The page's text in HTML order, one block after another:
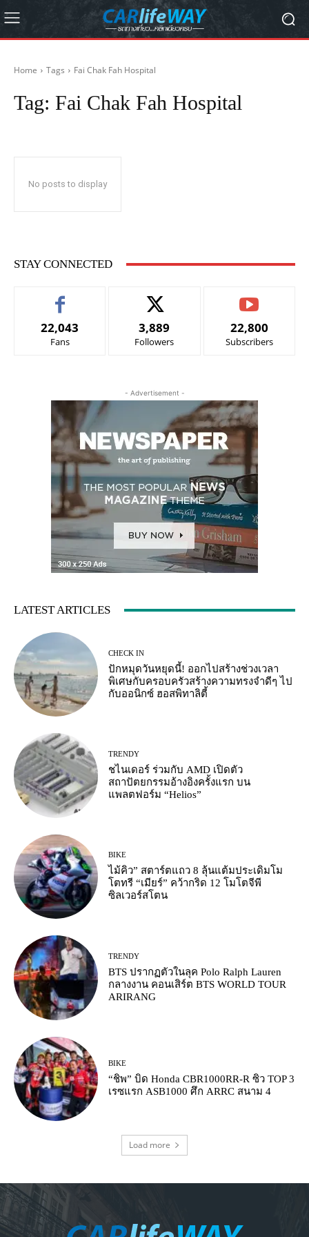
Home Tags Fai Chak Fah Hospital
Tag: Fai Chak Fah Hospital
No posts to display
STAY CONNECTED
22,043
Fans
3,889
Followers
22,800
Subscribers
- Advertisement -
LATEST ARTICLES
CHECK IN
ปักหมุดวันหยุดนี้! ออกไปสร้างช่วงเวลา
พิเศษกับครอบครัวสร้างความทรงจำดีๆ ไป
กับออนิกซ์ ฮอสพิทาลิตี้
TRENDY
ชไนเดอร์ ร่วมกับ AMD เปิดตัว
สถาปัตยกรรมอ้างอิงครั้งแรก บน
แพลตฟอร์ม “Helios”
BIKE
ไม้คิว” สตาร์ตแถว 8 ลุ้นแต้มประเดิมโม
โตทรี “เมียร์” คว้ากริด 12 โมโตจีพี
ซิลเวอร์สโตน
TRENDY
BTS ปรากฏตัวในลุค Polo Ralph Lauren
กลางงาน คอนเสิร์ต BTS WORLD TOUR
ARIRANG
BIKE
“ชิพ” บิด Honda CBR1000RR-R ซิว TOP 3
เรซแรก ASB1000 ศึก ARRC สนาม 4
Load more